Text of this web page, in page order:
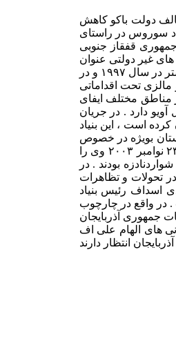
با احزاب مخالف دولت باکو کاهش
که بنیاد سوروس در راستای
قفقاز جنوبی
غیر دولتی عنوان
می کند . اما عملکرد این بنیاد نشان داده است که سوروس اهداف پنهانی متناسب با منافع رژیم صهونیسیتی و امریکا در کشورهای مختلف را دنبال می کند . برای اولین بار بیشتر در سال ۱۹۹۷ و در
تحت اقداماتی
مناطق مختلف ایفای
دارد . در جریان
است ، این بنیاد
بویژه در خصوص
امضای قرار داد ۲۵ ساله انتقال و خرید گاز از روسیه ، بنیاد سوروس که از ماهها قبل با مخالفان شواردنادزه ارتباط داشت ، تظاهراتی را عیله شواردنادزه ترتیب داده و در ۲۳ نوامبر ۲۰۰۳ وی را
بودند . در
تحولات و تظاهرات
فردی اسداف رئیس بنیاد
شده است . در واقع در چارچوب
جمهوری آذربایجان
۲۰۰۶ منتظر باشند . این موضوع بشدت نگرانی های الهام علی اف
انتظار دارند